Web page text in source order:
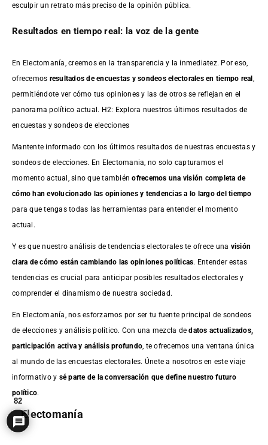
esculpir un retrato más preciso de la opinión pública.
Resultados en tiempo real: la voz de la gente
En Electomanía, creemos en la transparencia y la inmediatez. Por eso,
ofrecemos resultados deencuestas y sondeos electorales en tiempo real
permitiéndote ver cómo tus opiniones y las de otros se reflejan en el
panorama político actual. H2: Explora nuestros últimos resultados de
encuestas y sondeos de elecciones
Mantente informado con los últimos resultados de nuestras encuestasy
sondeos de elecciones. En Electomania, no solo capturamos el
momento actual, sino que tambiénofrecemos una visión completa de
cómo han evolucionado las opiniones y tendencias a lo largo del tiempo
para que tengas todas las herramientas para entender el momento
actual.
Y es que nuestro análisis de tendencias electorales te ofrece una visión
clara de cómo están cambiando las opiniones políticas. Entender estas
tendencias es crucial para anticipar posibles resultados electorales y
comprender el dinamismo de nuestra sociedad.
En Electomanía, nos esforzamos por ser tu fuente principal de sondeos
de elecciones y análisis político. Con una mezcla dedatos actualizados,
participación activa y análisis profundo , te ofrecemos una ventana única
al mundo de las encuestas electorales. Únete a nosotros en este viaje
informativo y sé parte de la conversación que define nuestro futuro
político.
Electomanía
82